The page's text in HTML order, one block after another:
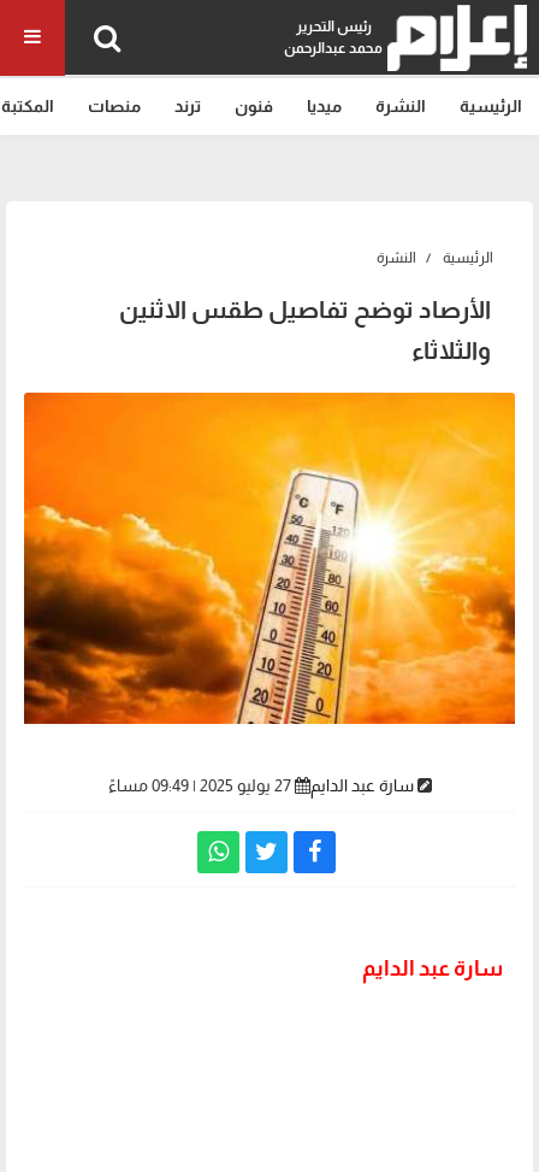
رئيس التحرير
محمد عبدالرحمن
الرئيسية النشرة ميديا فنون ترند منصات المكتبة
الرئيسية النشرة
الأرصاد توضح تفاصيل طقس الاثنين
والثلاثاء
سارة عبد الدايم 27 يوليو 2025 | 09:49 مساءً
سارة عبد الدايم